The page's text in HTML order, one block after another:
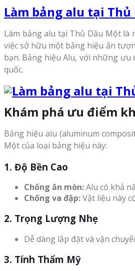
Làm bảng alu tại Thủ
Làm bảng alu tại Thủ Dầu Một
việc sở hữu một bảng hiệu ấn
bạn. Bảng hiệu Alu, với những
quốc.
Khám phá ưu điểm
Bảng hiệu alu (aluminum
Một của loại bảng hiệu này:
1. Độ Bền Cao
Chống ăn mòn:Alu có khả
Chống va đập:Vật liệu này
2. Trọng Lượng Nhẹ
Dễ dàng lắp đặt và vận
3. Tính Thẩm Mỹ